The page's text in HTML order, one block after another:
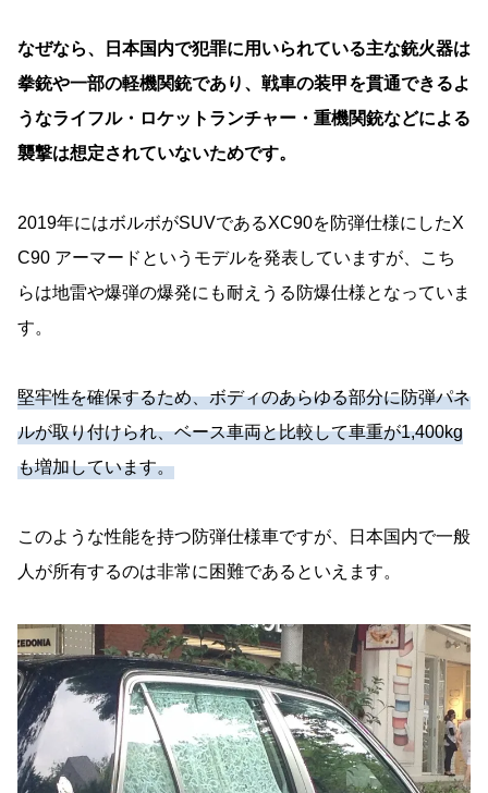
なぜなら、日本国内で犯罪に用いられている主な銃火器は
拳銃や一部の軽機関銃であり、戦車の装甲を貫通できるよ
うなライフル・ロケットランチャー・重機関銃などによる
襲撃は想定されていないためです。
2019年にはボルボがSUVであるXC90を防弾仕様にしたX
C90 アーマードというモデルを発表していますが、こち
らは地雷や爆弾の爆発にも耐えうる防爆仕様となっていま
す。
堅牢性を確保するため、ボディのあらゆる部分に防弾パネ
ルが取り付けられ、ベース車両と比較して車重が1,400kg
も増加しています。
このような性能を持つ防弾仕様車ですが、日本国内で一般
人が所有するのは非常に困難であるといえます。